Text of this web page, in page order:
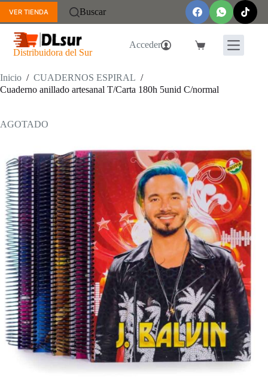
Saltar
contenido
VER TIENDA Buscar
Distribuidora del Sur
Acceder
Carro
Inicio / CUADERNOS ESPIRAL /
Cuaderno anillado artesanal T/Carta 180h 5unid C/normal
AGOTADO